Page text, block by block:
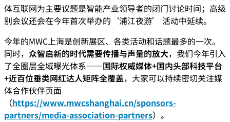
体互联网为主要议题是智能产业领导者的闭门讨论时间；高级
别会议还会在今年首次举办的‘浦江夜游’ 活动中延续。
今年的MWC上海是创新展区、各类活动和话题最多的一次。
同时， 众智启新的时代需要传播与声量的放大，我们今年引入
了全圈层全域曝光体系——国际权威媒体+国内头部科技平台
+近百位垂类网红达人矩阵全覆盖，大家可以持续密切关注媒
体合作伙伴页面
（https://www.mwcshanghai.cn/sponsors-
partners/media-association-partners）。